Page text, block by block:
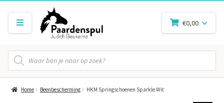
Producten
zoeken
€0,00
Home Beenbescherming HKM Springschoenen Sparkle Wit